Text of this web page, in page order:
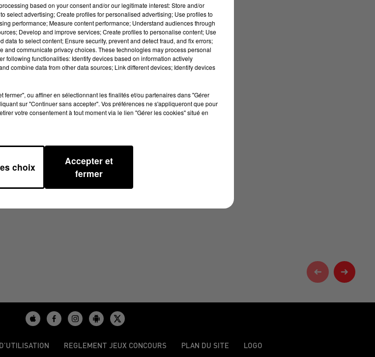
REGLEMENT JEUX CONCOURS PLAN DU SITE LOGO
based on your consent and/or our legitimate interest: Store and/or
select advertising; Create profiles for personalised advertising; Use profiles to
performance; Measure content performance; Understand audiences through
Develop and improve services; Create profiles to personalise content; Use
to select content; Ensure security, prevent and detect fraud, and fix errors;
and communicate privacy choices. These technologies may process personal
following functionalities: Identify devices based on information actively
combine data from other data sources; Link different devices; Identify devices
fermer", ou affiner en sélectionnant les finalités et/ou partenaires dans "Gérer
sur "Continuer sans accepter". Vos préférences ne s'appliqueront que pour
votre consentement à tout moment via le lien "Gérer les cookies" situé en
choix
Accepter et
fermer